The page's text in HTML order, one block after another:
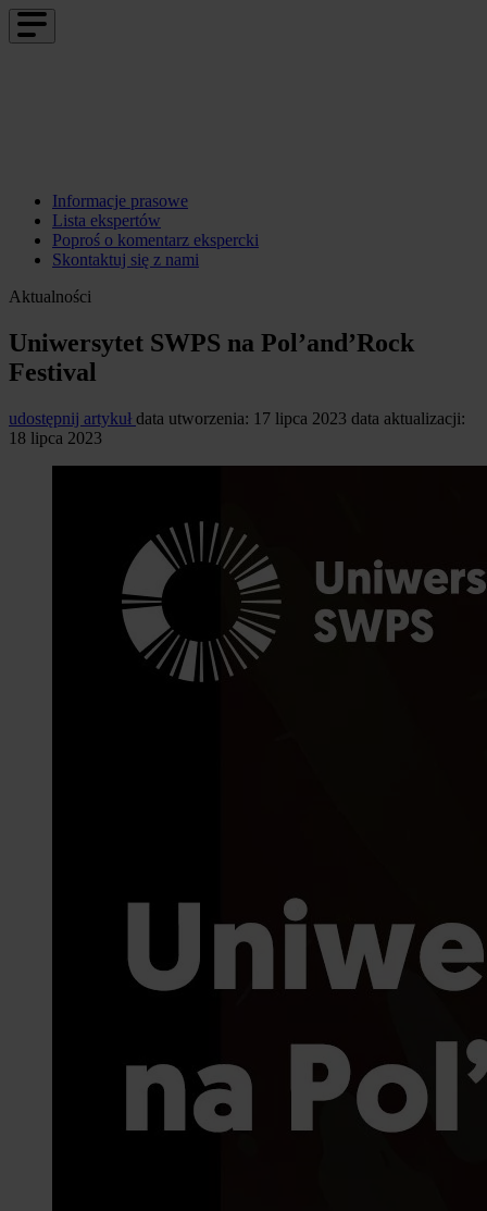
Informacje prasowe
Lista ekspertów
Poproś o komentarz ekspercki
Skontaktuj się z nami
Aktualności
Uniwersytet SWPS na Pol’and’Rock
Festival
udostępnij artykuł data utworzenia: 17 lipca 2023 data aktualizacji:
18 lipca 2023